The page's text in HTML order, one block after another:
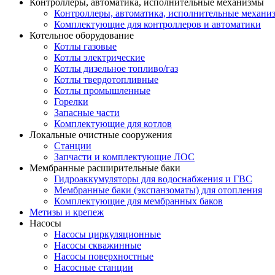
Контроллеры, автоматика, исполнительные механизмы
Контроллеры, автоматика, исполнительные
Комплектующие для контроллеров и автоматики
Котельное оборудование
Котлы газовые
Котлы электрические
Котлы дизельное топливо/газ
Котлы твердотопливные
Котлы промышленные
Горелки
Запасные части
Комплектующие для котлов
Локальные очистные сооружения
Станции
Запчасти и комплектующие ЛОС
Мембранные расширительные баки
Гидроаккумуляторы для водоснабжения и ГВС
Мембранные баки (экспанзоматы) для отопления
Комплектующие для мембранных баков
Метизы и крепеж
Насосы
Насосы циркуляционные
Насосы скважинные
Насосы поверхностные
Насосные станции